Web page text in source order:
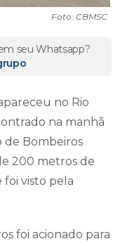
Foto: CBMSC
seu Whatsapp?
no Rio
na manhã
de Bombeiros
200 metros de
foi visto pela
foi acionado para